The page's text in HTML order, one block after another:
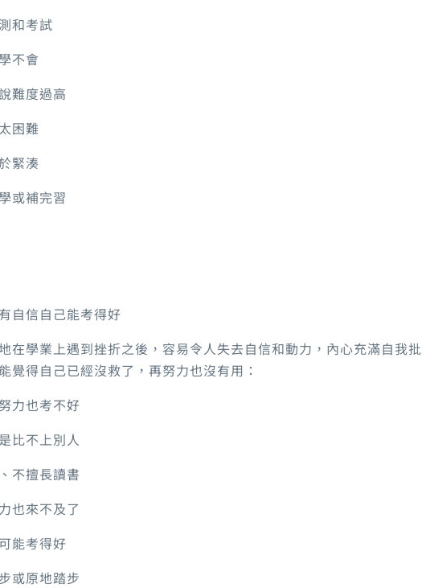
和考試
不會
難度過高
困難
緊湊
或補完習
自信自己能考得好
在學業上遇到挫折之後，容易令人失去自信和動力，內心充滿自我批
覺得自己已經沒救了，再努力也沒有用：
力也考不好
比不上別人
不擅長讀書
也來不及了
能考得好
或原地踏步